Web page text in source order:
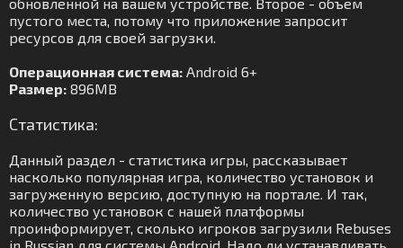
пустого места, потому что приложение запросит
ресурсов для своей загрузки.
Операционная система: Android 6+
Размер: 896MB
Статистика:
Данный раздел - статистика игры, рассказывает
насколько популярная игра, количество установок и
загруженную версию, доступную на портале. И так,
количество установок с нашей платформы
проинформирует, сколько игроков загрузили Rebuses